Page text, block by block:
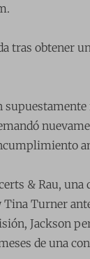
tras obtener
& Rau, una
Turner
Jackson
de una